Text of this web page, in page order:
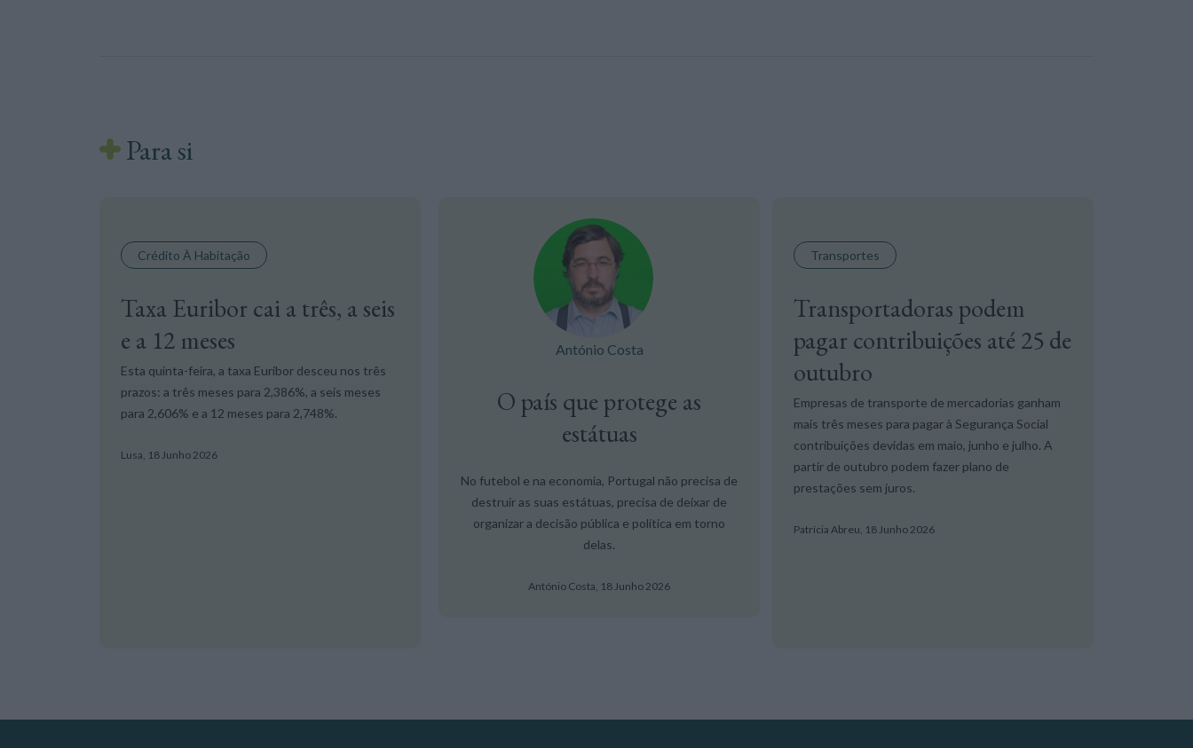
Para si
Crédito À Habitação
Taxa Euribor cai a três, a seis
e a 12 meses
Esta quinta-feira, a taxa Euribor desceu nos três
prazos: a três meses para 2,386%, a seis meses
para 2,606% e a 12 meses para 2,748%.
Lusa, 18 Junho 2026
António Costa
O país que protege as
estátuas
No futebol e na economia, Portugal não precisa de
destruir as suas estátuas, precisa de deixar de
organizar a decisão pública e política em torno
delas.
António Costa, 18 Junho 2026
Transportes
Transportadoras podem
pagar contribuições até 25 de
outubro
Empresas de transporte de mercadorias ganham
mais três meses para pagar à Segurança Social
contribuições devidas em maio, junho e julho. A
partir de outubro podem fazer plano de
prestações sem juros.
Patrícia Abreu, 18 Junho 2026